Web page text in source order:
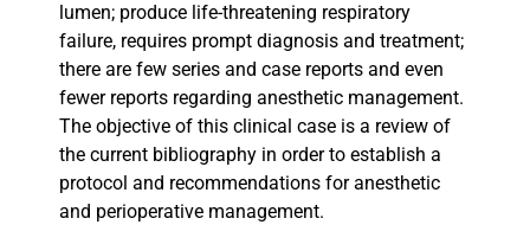
lumen; produce life-threatening respiratory
failure, requires prompt diagnosis and treatment;
there are few series and case reports and even
fewer reports regarding anesthetic management.
The objective of this clinical case is a review of
the current bibliography in order to establish a
protocol and recommendations for anesthetic
and perioperative management.